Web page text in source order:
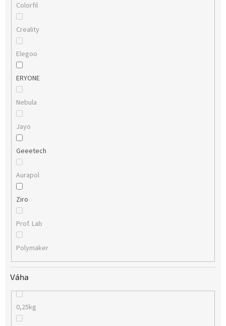
Colorfil
Creality
Elegoo
ERYONE
Nebula
Jayo
Geeetech
Aurapol
Ziro
Prof. Lab
Polymaker
Váha
0,25kg